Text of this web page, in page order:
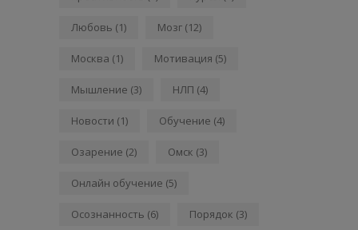
Любовь (1) Мозг (12)
Москва (1) Мотивация (5)
Мышление (3) НЛП (4)
Новости (1) Обучение (4)
Озарение (2) Омск (3)
Онлайн обучение (5)
Осознанность (6) Порядок (3)